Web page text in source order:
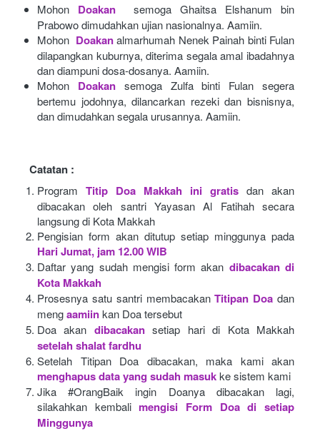
Mohon Doakan
semoga Ghaitsa Elshanum bin
Prabowo dimudahkan ujian nasionalnya. Aamiin.
Mohon Doakan almarhumah Nenek Painah binti Fulan
dilapangkan kuburnya, diterima segala amal ibadahnya
dan diampuni dosa-dosanya. Aamiin.
Mohon
Doakan semoga Zulfa binti Fulan segera
bertemu jodohnya, dilancarkan rezeki dan bisnisnya,
dan dimudahkan segala urusannya. Aamiin.
Catatan :
Program Titip Doa Makkah ini gratis dan akan
dibacakan oleh santri Yayasan Al Fatihah secara
langsung di Kota Makkah
Pengisian form akan ditutup setiap minggunya pada
Hari Jumat, jam 12.00 WIB
Daftar yang sudah mengisi form akan dibacakan di
Kota Makkah
Prosesnya satu santri membacakan Titipan Doa dan
mengaamiinkan Doa tersebut
Doa akan dibacakan setiap hari di Kota Makkah
setelah shalat fardhu
Setelah Titipan Doa dibacakan, maka kami akan
menghapus data yang sudah masukke sistem kami
Jika #OrangBaik ingin Doanya dibacakan lagi,
silakahkan kembali mengisi Form Doa di setiap
Minggunya